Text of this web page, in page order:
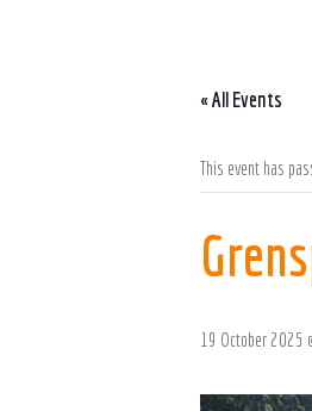
« All Events
This event has
19 October 2025